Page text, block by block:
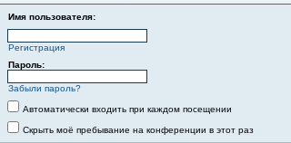
Имя пользователя:
Регистрация
Пароль:
Забыли пароль?
Автоматически входить при каждом посещении
Скрыть моё пребывание на конференции в этот раз